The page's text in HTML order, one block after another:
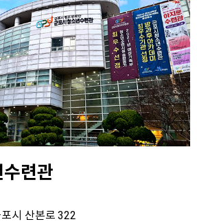
련관
시 산본로 322